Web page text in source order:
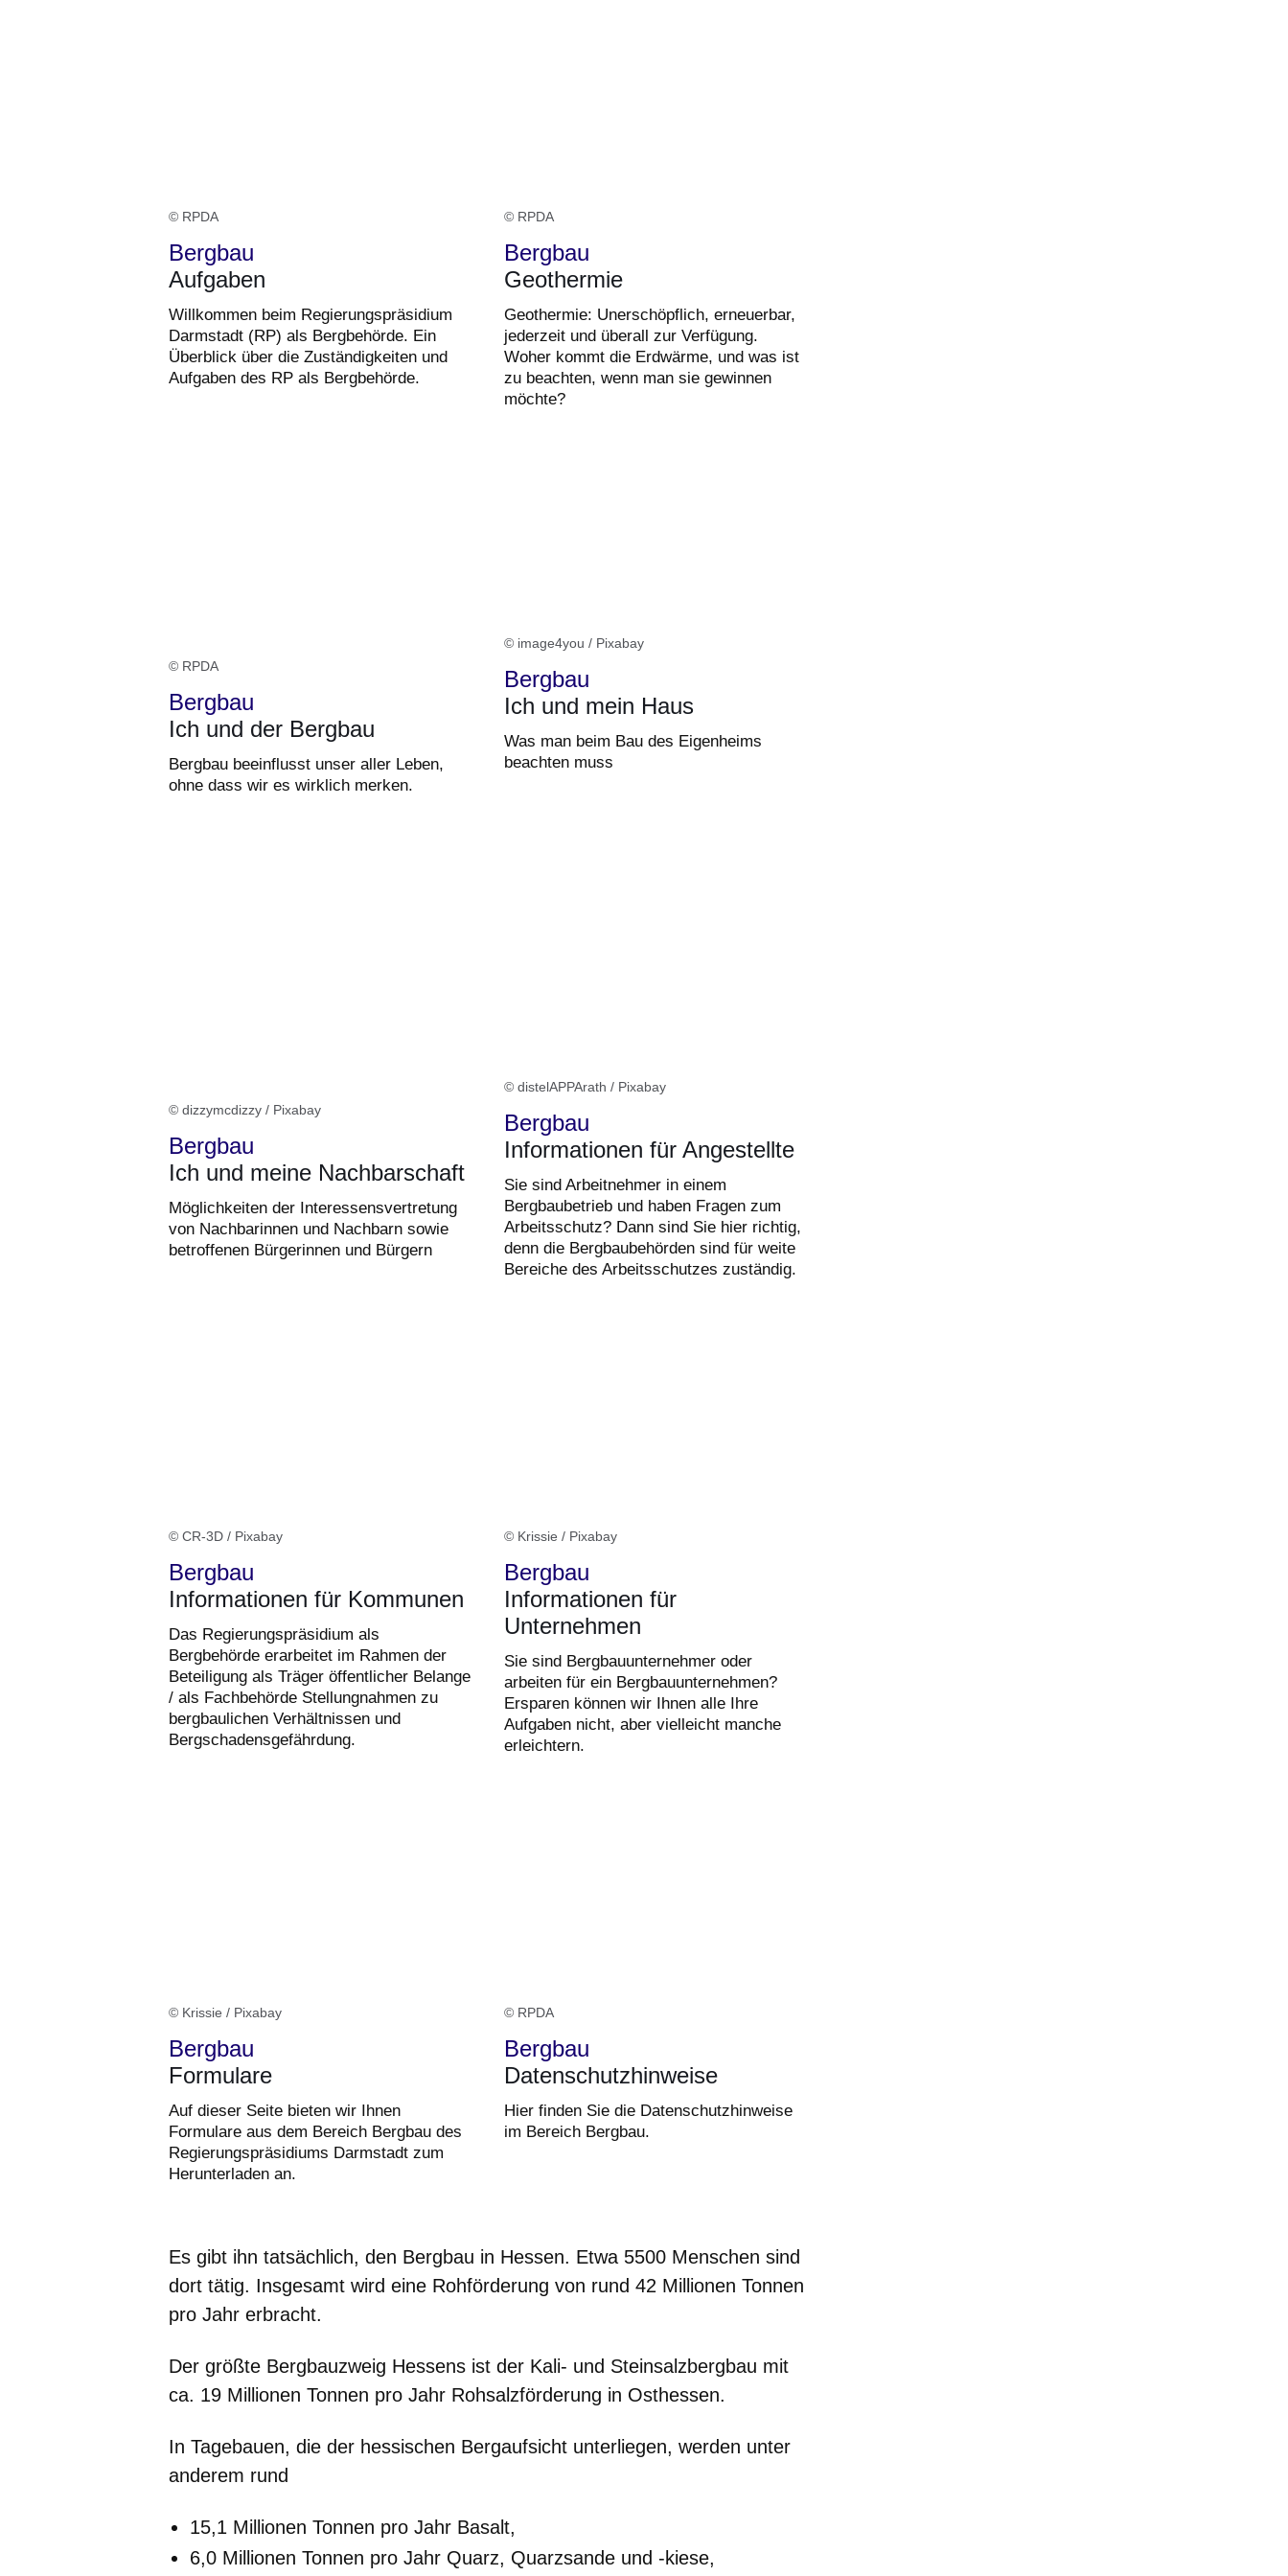
© RPDA
Bergbau
Aufgaben
Willkommen beim Regierungspräsidium
Darmstadt (RP) als Bergbehörde. Ein
Überblick über die Zuständigkeiten und
Aufgaben des RP als Bergbehörde.
© RPDA
Bergbau
Geothermie
Geothermie: Unerschöpflich, erneuerbar,
jederzeit und überall zur Verfügung.
Woher kommt die Erdwärme, und was ist
zu beachten, wenn man sie gewinnen
möchte?
© RPDA
Bergbau
Ich und der Bergbau
Bergbau beeinflusst unser aller Leben,
ohne dass wir es wirklich merken.
© image4you / Pixabay
Bergbau
Ich und mein Haus
Was man beim Bau des Eigenheims
beachten muss
© dizzymcdizzy / Pixabay
Bergbau
Ich und meine Nachbarschaft
Möglichkeiten der Interessensvertretung
von Nachbarinnen und Nachbarn sowie
betroffenen Bürgerinnen und Bürgern
© distelAPPArath / Pixabay
Bergbau
Informationen für Angestellte
Sie sind Arbeitnehmer in einem
Bergbaubetrieb und haben Fragen zum
Arbeitsschutz? Dann sind Sie hier richtig,
denn die Bergbaubehörden sind für weite
Bereiche des Arbeitsschutzes zuständig.
© CR-3D / Pixabay
Bergbau
Informationen für Kommunen
Das Regierungspräsidium als
Bergbehörde erarbeitet im Rahmen der
Beteiligung als Träger öffentlicher Belange
/ als Fachbehörde Stellungnahmen zu
bergbaulichen Verhältnissen und
Bergschadensgefährdung.
© Krissie / Pixabay
Bergbau
Informationen für
Unternehmen
Sie sind Bergbauunternehmer oder
arbeiten für ein Bergbauunternehmen?
Ersparen können wir Ihnen alle Ihre
Aufgaben nicht, aber vielleicht manche
erleichtern.
© Krissie / Pixabay
Bergbau
Formulare
Auf dieser Seite bieten wir Ihnen
Formulare aus dem Bereich Bergbau des
Regierungspräsidiums Darmstadt zum
Herunterladen an.
© RPDA
Bergbau
Datenschutzhinweise
Hier finden Sie die Datenschutzhinweise
im Bereich Bergbau.
Es gibt ihn tatsächlich, den Bergbau in Hessen. Etwa 5500 Menschen sind
dort tätig. Insgesamt wird eine Rohförderung von rund 42 Millionen Tonnen
pro Jahr erbracht.
Der größte Bergbauzweig Hessens ist der Kali- und Steinsalzbergbau mit
ca. 19 Millionen Tonnen pro Jahr Rohsalzförderung in Osthessen.
In Tagebauen, die der hessischen Bergaufsicht unterliegen, werden unter
anderem rund
15,1 Millionen Tonnen pro Jahr Basalt,
6,0 Millionen Tonnen pro Jahr Quarz, Quarzsande und -kiese,